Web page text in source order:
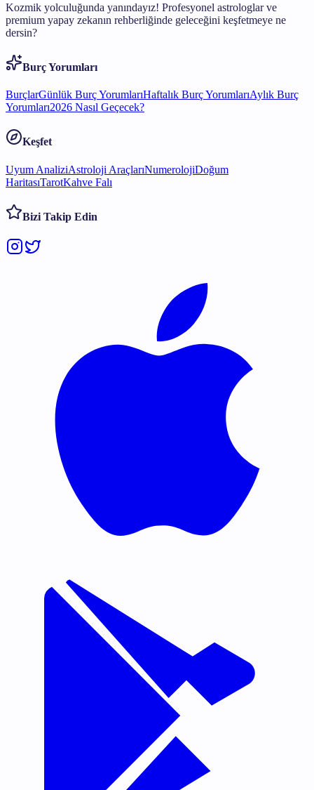
Kozmik yolculuğunda yanındayız! Profesyonel astrologlar ve
premium yapay zekanın rehberliğinde geleceğini keşfetmeye ne
dersin?
Burç Yorumları
BurçlarGünlük Burç YorumlarıHaftalık Burç YorumlarıAylık Burç
Yorumları2026 Nasıl Geçecek?
Keşfet
Uyum AnaliziAstroloji AraçlarıNumerolojiDoğum
HaritasıTarotKahve Falı
Bizi Takip Edin